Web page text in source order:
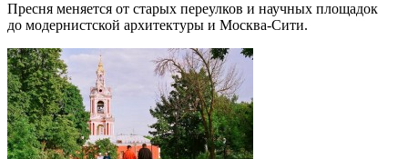
Пресня меняется от старых переулков и научных площадок
до модернистской архитектуры и Москва-Сити.